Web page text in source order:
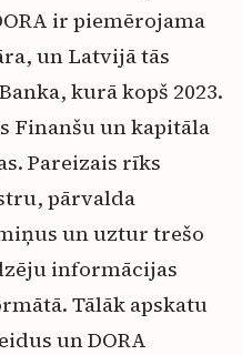
ir piemērojama
un Latvijā tās
kurā kopš 2023.
Finanšu un kapitāla
Pareizais rīks
pārvalda
un uztur trešo
informācijas
Tālāk apskatu
un DORA